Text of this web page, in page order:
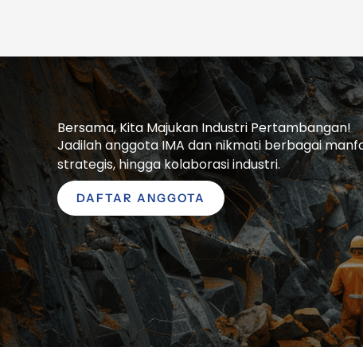
Bersama, Kita Majukan Industri Pertambangan!
Jadilah anggota IMA dan nikmati berbagai
strategis, hingga kolaborasi industri.
DAFTAR ANGGOTA